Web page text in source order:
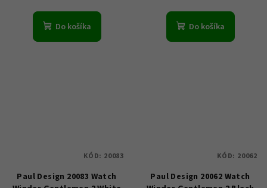
Do košíka Do košíka
Paul Design 20083 Watch
KÓD: 20083
Paul Design 20062 Watch
KÓD: 20062